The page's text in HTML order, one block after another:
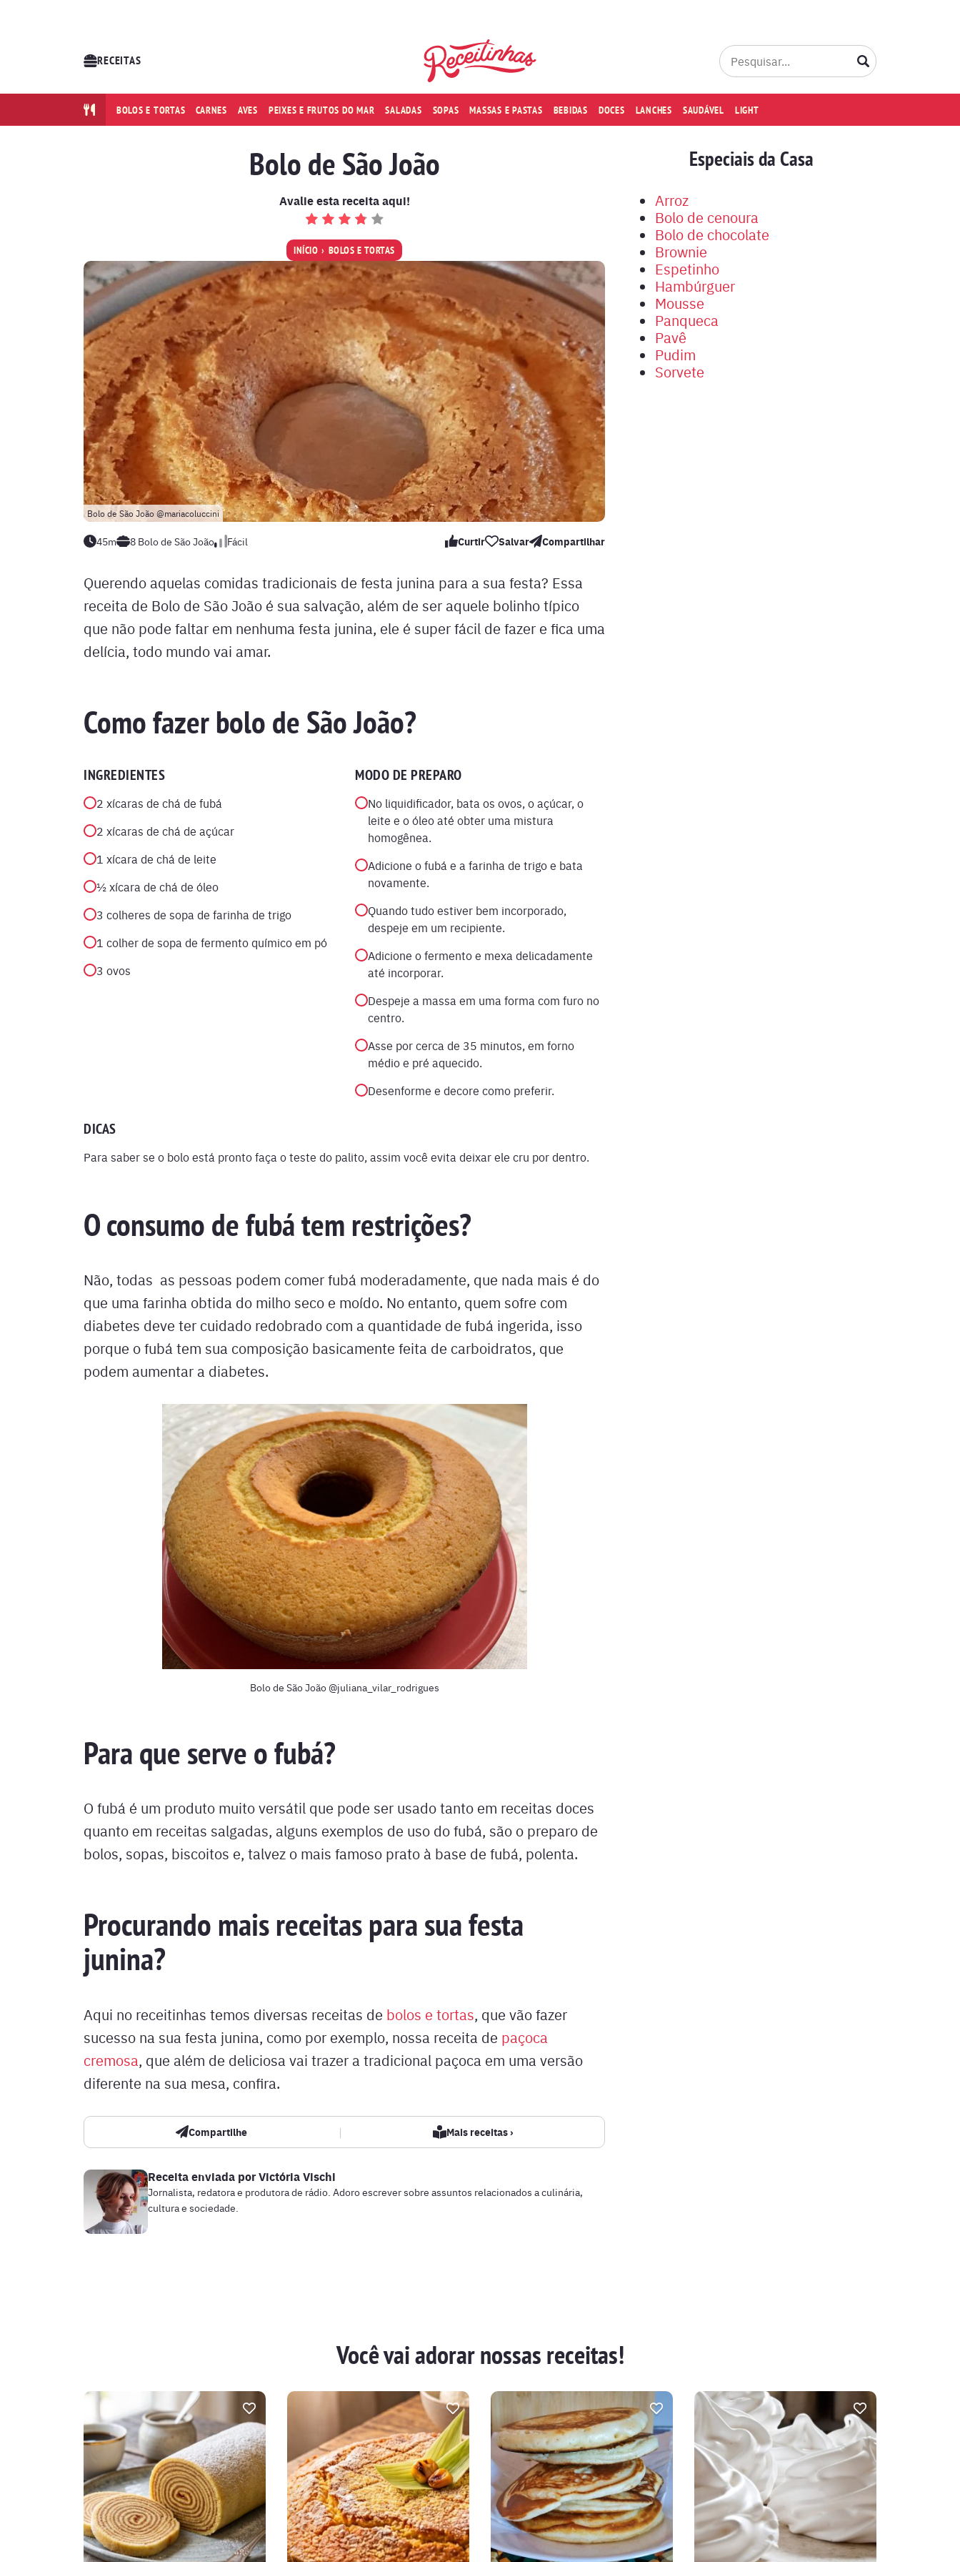
RECEITAS
BOLOS E TORTAS CARNES AVES PEIXES E FRUTOS DO MAR SALADAS SOPAS MASSAS E PASTAS BEBIDAS DOCES LANCHES SAUDÁVEL LIGHT
Bolo de São João
Avalie esta receita aqui!
INÍCIO BOLOS E TORTAS
Bolo de São João @mariacoluccini
45m 8 Bolo de São João Fácil Curtir Salvar Compartilhar
Querendo aquelas comidas tradicionais de festa junina para a sua festa? Essa
receita de Bolo de São João é sua salvação, além de ser aquele bolinho típico
que não pode faltar em nenhuma festa junina, ele é super fácil de fazer e fica uma
delícia, todo mundo vai amar.
Como fazer bolo de São João?
INGREDIENTES
2 xícaras de chá de fubá
2 xícaras de chá de açúcar
1 xícara de chá de leite
½ xícara de chá de óleo
3 colheres de sopa de farinha de trigo
1 colher de sopa de fermento químico em pó
3 ovos
MODO DE PREPARO
No liquidificador, bata os ovos, o açúcar, o
leite e o óleo até obter uma mistura
homogênea.
Adicione o fubá e a farinha de trigo e bata
novamente.
Quando tudo estiver bem incorporado,
despeje em um recipiente.
Adicione o fermento e mexa delicadamente
até incorporar.
Despeje a massa em uma forma com furo no
centro.
Asse por cerca de 35 minutos, em forno
médio e pré aquecido.
Desenforme e decore como preferir.
DICAS
Para saber se o bolo está pronto faça o teste do palito, assim você evita deixar ele cru por dentro.
O consumo de fubá tem restrições?
Não, todas as pessoas podem comer fubá moderadamente, que nada mais é do
que uma farinha obtida do milho seco e moído. No entanto, quem sofre com
diabetes deve ter cuidado redobrado com a quantidade de fubá ingerida, isso
porque o fubá tem sua composição basicamente feita de carboidratos, que
podem aumentar a diabetes.
Bolo de São João @juliana_vilar_rodrigues
Para que serve o fubá?
O fubá é um produto muito versátil que pode ser usado tanto em receitas doces
quanto em receitas salgadas, alguns exemplos de uso do fubá, são o preparo de
bolos, sopas, biscoitos e, talvez o mais famoso prato à base de fubá, polenta.
Procurando mais receitas para sua festa
junina?
Aqui no receitinhas temos diversas receitas de bolos e tortas, que vão fazer
sucesso na sua festa junina, como por exemplo, nossa receita de paçoca
cremosa, que além de deliciosa vai trazer a tradicional paçoca em uma versão
diferente na sua mesa, confira.
Compartilhe | Mais receitas ›
Receita enviada porVictória Vischi
Jornalista, redatora e produtora de rádio. Adoro escrever sobre assuntos relacionados a culinária,
cultura e sociedade.
Especiais da Casa
Arroz
Bolo de cenoura
Bolo de chocolate
Brownie
Espetinho
Hambúrguer
Mousse
Panqueca
Pavê
Pudim
Sorvete
Você vai adorar nossas receitas!